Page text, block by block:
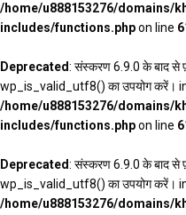
/home/u888153276/domains/
includes/functions.phpon line
Deprecated: संस्करण 6.9.0 के बाद
wp_is_valid_utf8() का उपयोग करें।
/home/u888153276/domains/
includes/functions.phpon line
Deprecated: संस्करण 6.9.0 के बाद
wp_is_valid_utf8() का उपयोग करें।
/home/u888153276/domains/